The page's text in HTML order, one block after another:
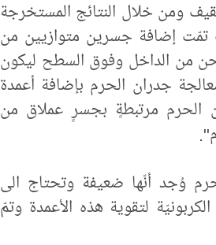
ومن خلال النتائج المستخرجة
إضافة جسرين متوازيين من
من الداخل وفوق السطح ليكون
جدران الحرم بإضافة أعمدة
الحرم مرتبطةٍ بجسرٍ عملاق من
وُجد أنّها ضعيفة وتحتاج الى
لتقوية هذه الأعمدة وتمّ